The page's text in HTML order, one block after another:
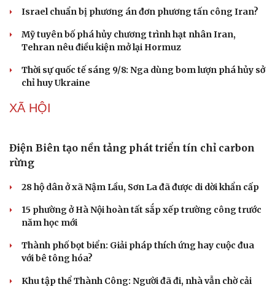
thống thông quan tự động
THẾ GIỚI
Đức từ chối tăng dự trữ khí đốt, châu Âu lo mùa
Israel chuẩn bị phương án đơn phương tấn công Iran?
Mỹ tuyên bố phá hủy chương trình hạt nhân Iran,
Thời sự quốc tế sáng 9/8: Nga dùng bom lượn phá hủy sở
chỉ huy Ukraine
XÃ HỘI
Điện Biên tạo nền tảng phát triển tín chỉ carbon